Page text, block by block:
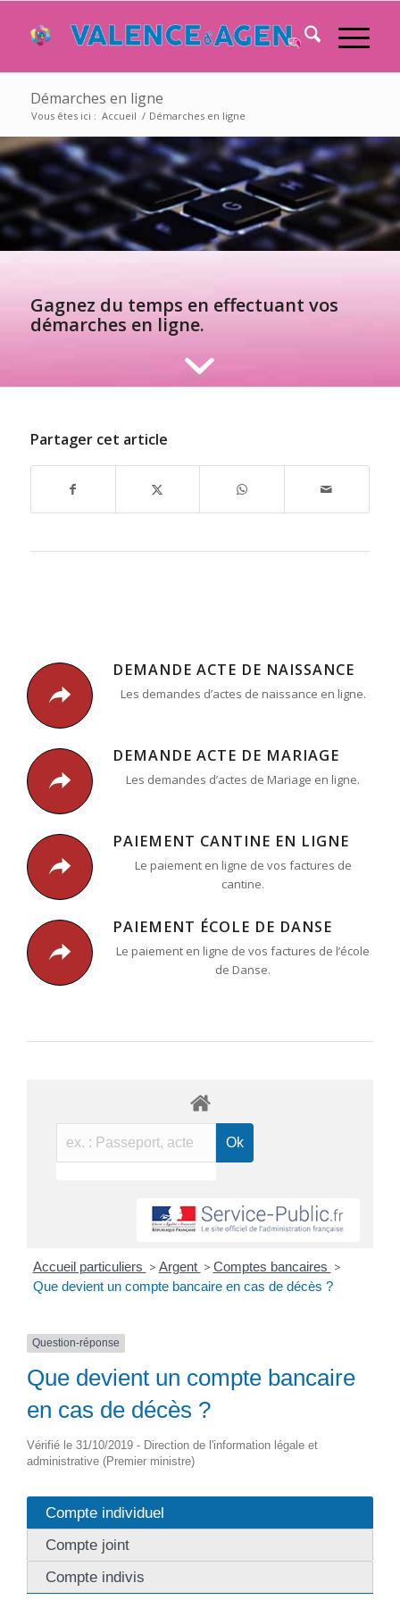
Démarches en ligne
Vous êtes ici : Accueil / Démarches en ligne
Gagnez du temps en effectuant vos
démarches en ligne.
Partager cet article
DEMANDE ACTE DE NAISSANCE
Les demandes d’actes de naissance en ligne.
DEMANDE ACTE DE MARIAGE
Les demandes d’actes de Mariage en ligne.
PAIEMENT CANTINE EN LIGNE
Le paiement en ligne de vos factures de
cantine.
PAIEMENT ÉCOLE DE DANSE
Le paiement en ligne de vos factures de l’école
de Danse.
Accueil particuliers > Argent > Comptes bancaires >
Que devient un compte bancaire en cas de décès ?
Question-réponse
Que devient un compte bancaire
en cas de décès ?
Vérifié le 31/10/2019 - Direction de l'information légale et
administrative (Premier ministre)
Compte individuel
Compte joint
Compte indivis